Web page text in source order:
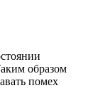
образом
помех